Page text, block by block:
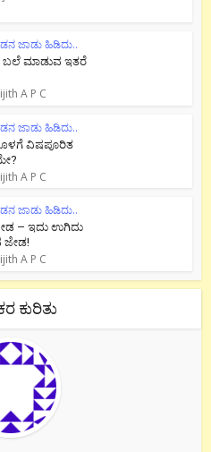
ಜಾಡು ಹಿಡಿದು..
ಮಾಡುವ ಇತರೆ
A P C
ಜಾಡು ಹಿಡಿದು..
ವಿಷಪೂರಿತ
A P C
ಜಾಡು ಹಿಡಿದು..
– ಇದು ಉಗಿದು
A P C
ಕುರಿತು